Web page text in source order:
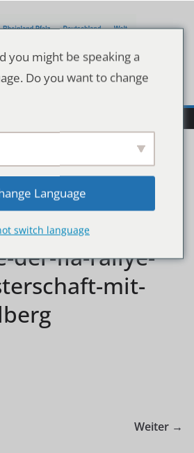
in-wrc3-
der-fia-rallye-
mit-
Weiter →
you might be speaking a
Do you want to change
Language
switch language